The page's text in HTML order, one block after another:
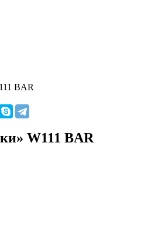
BAR
W111 BAR